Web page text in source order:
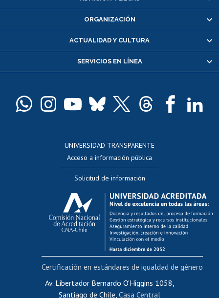
Inscripción y cambio de asignaturas
Consulta y certificado de notas
Servicio médico y dental
Pago de arancel y crédito alumnos
Docentes
Evaluación docente
Calificación académica
Postulación al AUCAI
Funcionarias/os
Cursos internos de capacitación
Bienestar del personal
Portal de movilidad interna
Certificado de renta
Certificado de renta honorarios
ORGANIZACIÓN
ACTUALIDAD Y CULTURA
SERVICIOS EN LÍNEA
UNIVERSIDAD TRANSPARENTE
Acceso a información pública
Solicitud de información
Av. Libertador Bernardo O'Higgins 1058,
Santiago de Chile, Casa Central
Certificación en estándares de igualdad de género